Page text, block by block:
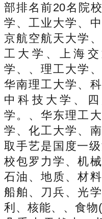
部排名前20名院
学、工业大学、
京航空航天大学
工大学、上海
学、、理工大学
华南理工大学、
中科技大学、
学。、华东理工
学、化工大学、
取手艺是国度一
校包罗力学、机
石油、地质、材
船舶、刀兵、光
利、核能、、食物